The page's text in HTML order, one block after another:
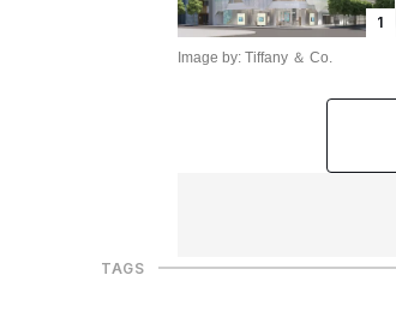
1
Image by: Tiffany ＆ Co.
TAGS